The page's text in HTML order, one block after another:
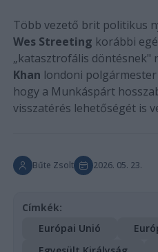
Több vezető brit politikus
Wes Streeting korábbi
„katasztrofális döntésnek"
Khan londoni
hogy a Munkáspárt
visszatérés lehetőségét is
Bűte Zsolt 2026. 05. 23.
Címkék:
Európai Unió